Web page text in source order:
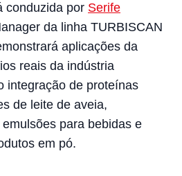
conduzida por Serife
da linha TURBISCAN
aplicações da
reais da indústria
integração de proteínas
de leite de aveia,
para bebidas e
em pó.